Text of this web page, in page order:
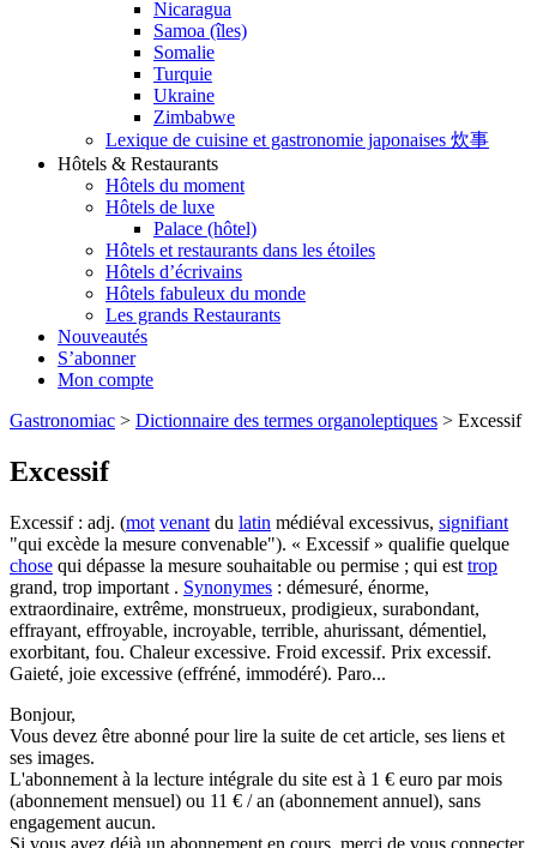
Nicaragua
Samoa (îles)
Somalie
Turquie
Ukraine
Zimbabwe
Lexique de cuisine et gastronomie japonaises 炊事
Hôtels & Restaurants
Hôtels du moment
Hôtels de luxe
Palace (hôtel)
Hôtels et restaurants dans les étoiles
Hôtels d’écrivains
Hôtels fabuleux du monde
Les grands Restaurants
Nouveautés
S’abonner
Mon compte
Gastronomiac > Dictionnaire des termes organoleptiques > Excessif
Excessif
Excessif : adj. (mot venant du latin médiéval excessivus, signifiant
"qui excède la mesure convenable"). « Excessif » qualifie quelque
chose qui dépasse la mesure souhaitable ou permise ; qui est trop
grand, trop important . Synonymes : démesuré, énorme,
extraordinaire, extrême, monstrueux, prodigieux, surabondant,
effrayant, effroyable, incroyable, terrible, ahurissant, démentiel,
exorbitant, fou. Chaleur excessive. Froid excessif. Prix excessif.
Gaieté, joie excessive (effréné, immodéré). Paro...
Bonjour,
Vous devez être abonné pour lire la suite de cet article, ses liens et
ses images.
L'abonnement à la lecture intégrale du site est à 1 € euro par mois
(abonnement mensuel) ou 11 € / an (abonnement annuel), sans
engagement aucun.
Si vous avez déjà un abonnement en cours, merci de vous connecter